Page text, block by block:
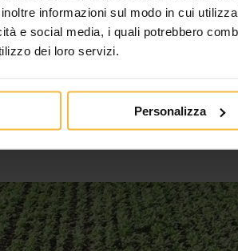
informazioni sul modo in cui
e social media, i quali potrebbero
dei loro servizi.
Personalizza
di questa mattina presso la
lombarda: Imprese ed
partecipato: il nostro presidente